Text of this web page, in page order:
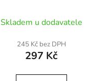
kovovou násadou
Skladem u dodavatele
245 Kč bez DPH
297 Kč